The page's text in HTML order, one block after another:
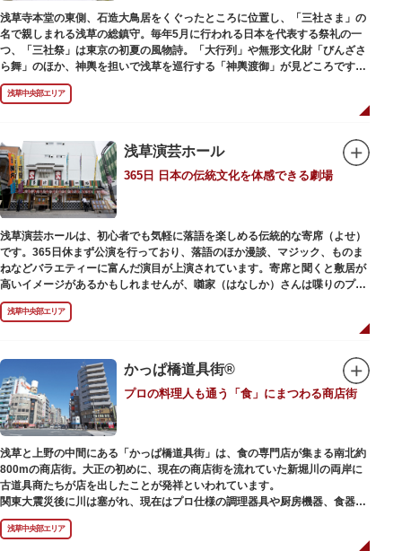
浅草寺本堂の東側、石造大鳥居をくぐったところに位置し、「三社さま」の
名で親しまれる浅草の総鎮守。毎年5月に行われる日本を代表する祭礼の一
つ、「三社祭」は東京の初夏の風物詩。「大行列」や無形文化財「びんざさ
ら舞」のほか、神輿を担いで浅草を巡行する「神輿渡御」が見どころです。
町を練り歩く担ぎ手たちの威勢良い掛け声が響き渡り、浅草の町がまつり一
色に染まります。
6月の「夏越し（なごし）の大祓」では、茅草で作られた輪の中（茅の輪）
ら逃れ、福徳があると伝えられる行事です。
本殿には浅草寺のご本尊である聖観世音菩薩像を見つけた漁師の兄弟ととも
に、尊像として奉安した郷土の文化人、土師真中知（はじのなかとも）の3
人が祀られています。江戸時代に徳川家光が寄進した社殿は本殿・幣殿と拝
殿の間が渡り廊下で繋がる建築様式。国の重要文化財に指定されています。
また、浅草名所七福神のひとつとしても知られ、恵比須像が祀られていま
す。
浅草中央部エリア
浅草演芸ホール
365日 日本の伝統文化を体感できる劇場
浅草演芸ホールは、初心者でも気軽に落語を楽しめる伝統的な寄席（よせ）
です。365日休まず公演を行っており、落語のほか漫談、マジック、ものま
ねなどバラエティーに富んだ演目が上演されています。寄席と聞くと敷居が
高いイメージがあるかもしれませんが、囃家（はなしか）さんは喋りのプ
ロ。すぐに巧みな話芸に引き込まれ、予備知識が無くても楽しめます。
ホール内で飲食できるのも魅力のひとつ。売店でお弁当やお菓子を買ってゆ
っくり番組を楽しんではいかがでしょう。数々の著名な落語家やお笑い芸人
浅草中央部エリア
かっぱ橋道具街®
プロの料理人も通う「食」にまつわる商店街
浅草と上野の中間にある「かっぱ橋道具街」は、食の専門店が集まる南北約
800mの商店街。大正の初めに、現在の商店街を流れていた新堀川の両岸に
古道具商たちが店を出したことが発祥といわれています。
関東大震災後に川は塞がれ、現在はプロ仕様の調理器具や厨房機器、食器、
包材、調理衣装など「食」にまつわる約170軒の専門店が集まる個性的な専
門商店街として賑わいを見せています。もちろん、ほとんどのお店が小売に
浅草中央部エリア